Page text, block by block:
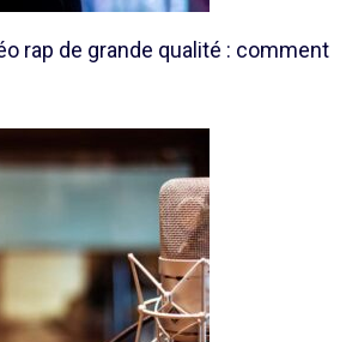
rap de grande qualité : comment